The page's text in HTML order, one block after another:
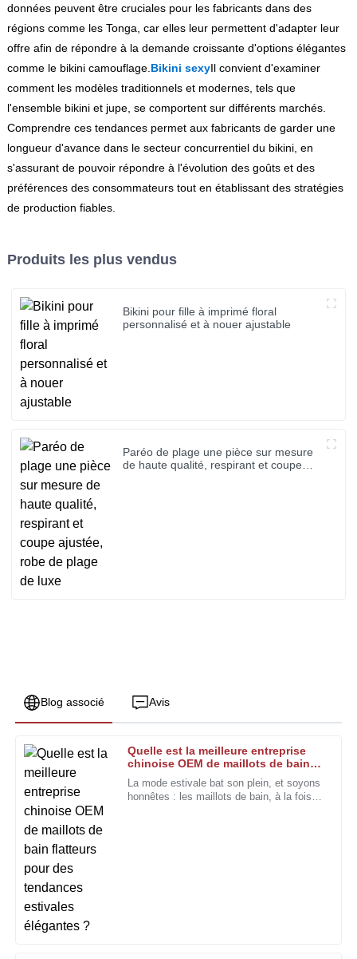
données peuvent être cruciales pour les fabricants dans des
régions comme les Tonga, car elles leur permettent d'adapter leur
offre afin de répondre à la demande croissante d'options élégantes
comme le bikini camouflage. Bikini sexyIl convient d'examiner
comment les modèles traditionnels et modernes, tels que
l'ensemble bikini et jupe, se comportent sur différents marchés.
Comprendre ces tendances permet aux fabricants de garder une
longueur d'avance dans le secteur concurrentiel du bikini, en
s'assurant de pouvoir répondre à l'évolution des goûts et des
préférences des consommateurs tout en établissant des stratégies
de production fiables.
Produits les plus vendus
Bikini pour fille à imprimé floral
personnalisé et à nouer ajustable
Paréo de plage une pièce sur mesure
de haute qualité, respirant et coupe
Blog associé Avis
Quelle est la meilleure entreprise
chinoise OEM de maillots de bain
flatteurs pour des tendances
estivales élégantes ?
La mode estivale bat son plein, et soyons
honnêtes : les maillots de bain, à la fois
J
Joseph
Young
L'excellente qualité et une équipe compétente ont fait toute
31 Janvier 2026
A
Perez